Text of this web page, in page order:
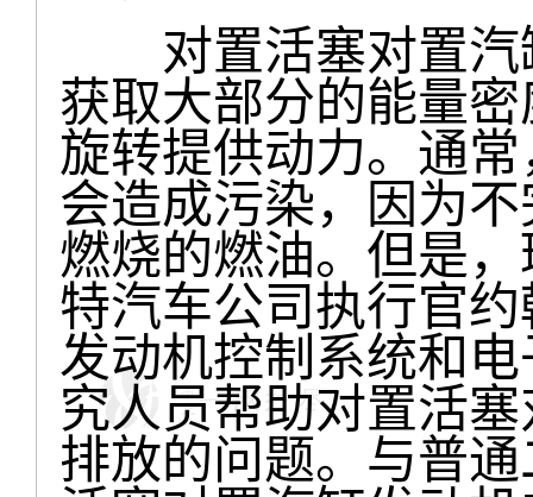
对置活塞对置汽
获取大部分的能量
旋转提供动力。通
会造成污染，因为
燃烧的燃油。但是
特汽车公司执行官
发动机控制系统和
究人员帮助对置活
排放的问题。与普